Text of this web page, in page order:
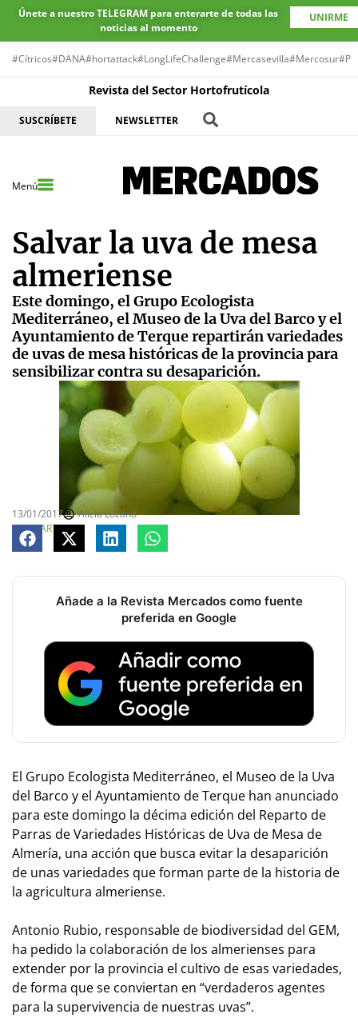
Únete a nuestro TELEGRAM para enterarte de todas las
noticias al momento
UNIRME
#Cítricos#DANA#hortattack#LongLifeChallenge#Mercasevilla#Mercosur
Revista del Sector Hortofrutícola
SUSCRÍBETE NEWSLETTER
Menú
Salvar la uva de mesa
almeriense
Este domingo, el Grupo Ecologista
Mediterráneo, el Museo de la Uva del Barco y el
Ayuntamiento de Terque repartirán variedades
de uvas de mesa históricas de la provincia para
sensibilizar contra su desaparición.
13/01/2017
Alicia Lozano
COMPARTE
Añade a la Revista Mercados como fuente
preferida en Google
El Grupo Ecologista Mediterráneo, el Museo de la Uva
del Barco y el Ayuntamiento de Terque han anunciado
para este domingo la décima edición del Reparto de
Parras de Variedades Históricas de Uva de Mesa de
Almería, una acción que busca evitar la desaparición
de unas variedades que forman parte de la historia de
la agricultura almeriense.
Antonio Rubio, responsable de biodiversidad del GEM,
ha pedido la colaboración de los almerienses para
extender por la provincia el cultivo de esas variedades,
de forma que se conviertan en “verdaderos agentes
para la supervivencia de nuestras uvas”.